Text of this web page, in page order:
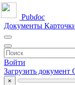
Pubdoc
Документы
Войти
Загрузить документ
×